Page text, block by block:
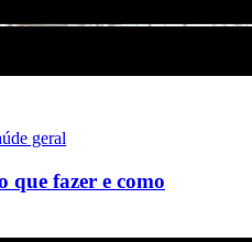
geral
que fazer e como